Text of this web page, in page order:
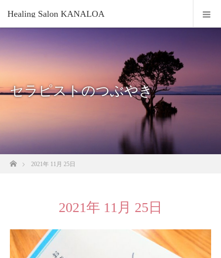
Healing Salon KANALOA
セラピストのつぶやき
ホーム2021年 11月 25日
2021年 11月 25日